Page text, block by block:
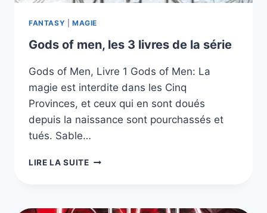
FANTASY MAGIE
Gods of men, les 3 livres de la série
Gods of Men, Livre 1 Gods of Men: La
magie est interdite dans les Cinq
Provinces, et ceux qui en sont doués
depuis la naissance sont pourchassés et
tués. Sable…
LIRE LA SUITEGODS
3